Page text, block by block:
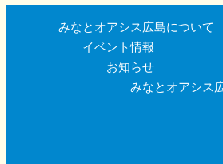
みなとオアシス広島について
イベント情報
お知らせ
みなとオアシス